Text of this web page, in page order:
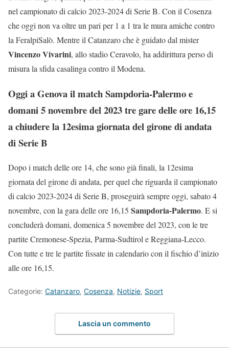
nel campionato di calcio 2023-2024 di Serie B. Con il Cosenza
che oggi non va oltre un pari per 1 a 1 tra le mura amiche contro
la FeralpiSalò. Mentre il Catanzaro che è guidato dal mister
Vincenzo Vivarini, allo stadio Ceravolo, ha addirittura perso di
misura la sfida casalinga contro il Modena.
Oggi a Genova il match Sampdoria-Palermo e
domani 5 novembre del 2023 tre gare delle ore 16,15
a chiudere la 12esima giornata del girone di andata
di Serie B
Dopo i match delle ore 14, che sono già finali, la 12esima
giornata del girone di andata, per quel che riguarda il campionato
di calcio 2023-2024 di Serie B, proseguirà sempre oggi, sabato 4
novembre, con la gara delle ore 16,15 Sampdoria-Palermo. E si
concluderà domani, domenica 5 novembre del 2023, con le tre
partite Cremonese-Spezia, Parma-Sudtirol e Reggiana-Lecco.
Con tutte e tre le partite fissate in calendario con il fischio d’inizio
alle ore 16,15.
Categorie: Catanzaro, Cosenza, Notizie, Sport
Lascia un commento